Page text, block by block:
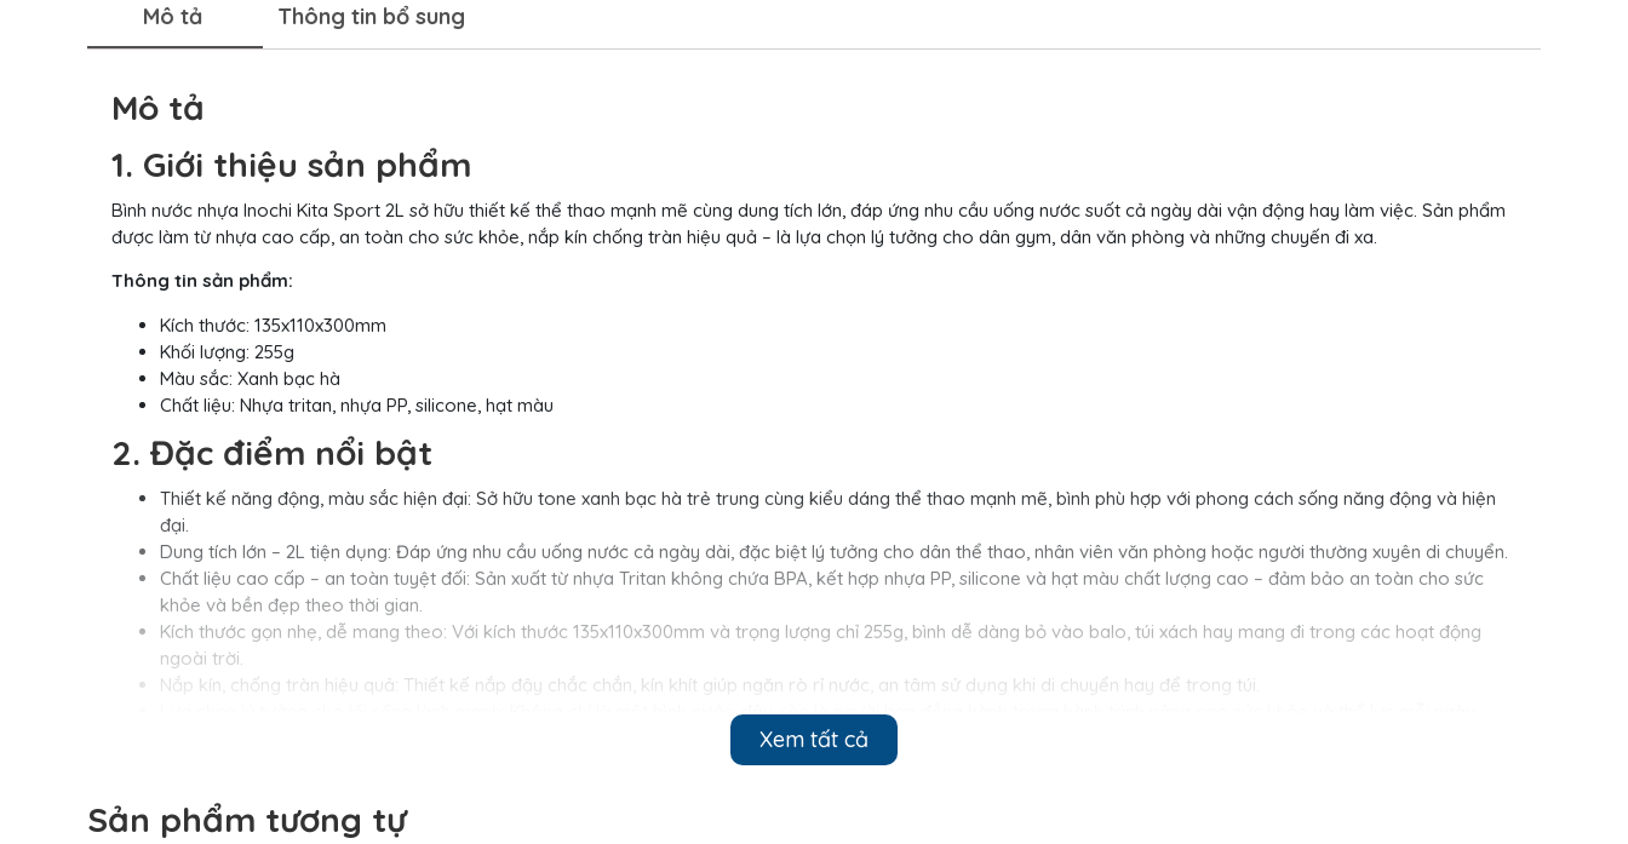
Mô tả Thông tin bổ sung
Mô tả
1. Giới thiệu sản phẩm
Bình nước nhựa Inochi Kita Sport 2L sở hữu thiết kế thể thao mạnh mẽ cùng dung tích lớn, đáp ứng nhu cầu uống nước suốt cả ngày dài vận động hay làm việc. Sản phẩm
được làm từ nhựa cao cấp, an toàn cho sức khỏe, nắp kín chống tràn hiệu quả – là lựa chọn lý tưởng cho dân gym, dân văn phòng và những chuyến đi xa.
Thông tin sản phẩm:
Kích thước: 135x110x300mm
Khối lượng: 255g
Màu sắc: Xanh bạc hà
Chất liệu: Nhựa tritan, nhựa PP, silicone, hạt màu
2. Đặc điểm nổi bật
Thiết kế năng động, màu sắc hiện đại: Sở hữu tone xanh bạc hà trẻ trung cùng kiểu dáng thể thao mạnh mẽ, bình phù hợp với phong cách sống năng động và hiện
đại.
Dung tích lớn – 2L tiện dụng: Đáp ứng nhu cầu uống nước cả ngày dài, đặc biệt lý tưởng cho dân thể thao, nhân viên văn phòng hoặc người thường xuyên di chuyển.
Chất liệu cao cấp – an toàn tuyệt đối: Sản xuất từ nhựa Tritan không chứa BPA, kết hợp nhựa PP, silicone và hạt màu chất lượng cao – đảm bảo an toàn cho sức
khỏe và bền đẹp theo thời gian.
Kích thước gọn nhẹ, dễ mang theo: Với kích thước 135x110x300mm và trọng lượng chỉ 255g, bình dễ dàng bỏ vào balo, túi xách hay mang đi trong các hoạt động
ngoài trời.
Nắp kín, chống tràn hiệu quả: Thiết kế nắp đậy chắc chắn, kín khít giúp ngăn rò rỉ nước, an tâm sử dụng khi di chuyển hay để trong túi.
Lựa chọn lý tưởng cho lối sống lành mạnh: Không chỉ là một bình nước, đây còn là người bạn đồng hành trong hành trình nâng cao sức khỏe và thể lực mỗi ngày.
Quà tặng Viva chuyên cung cấp bình nước nhựa
nước nhựa Inochi in logo theo yêu cầu nhé!
Xem tất cả
Sản phẩm tương tự